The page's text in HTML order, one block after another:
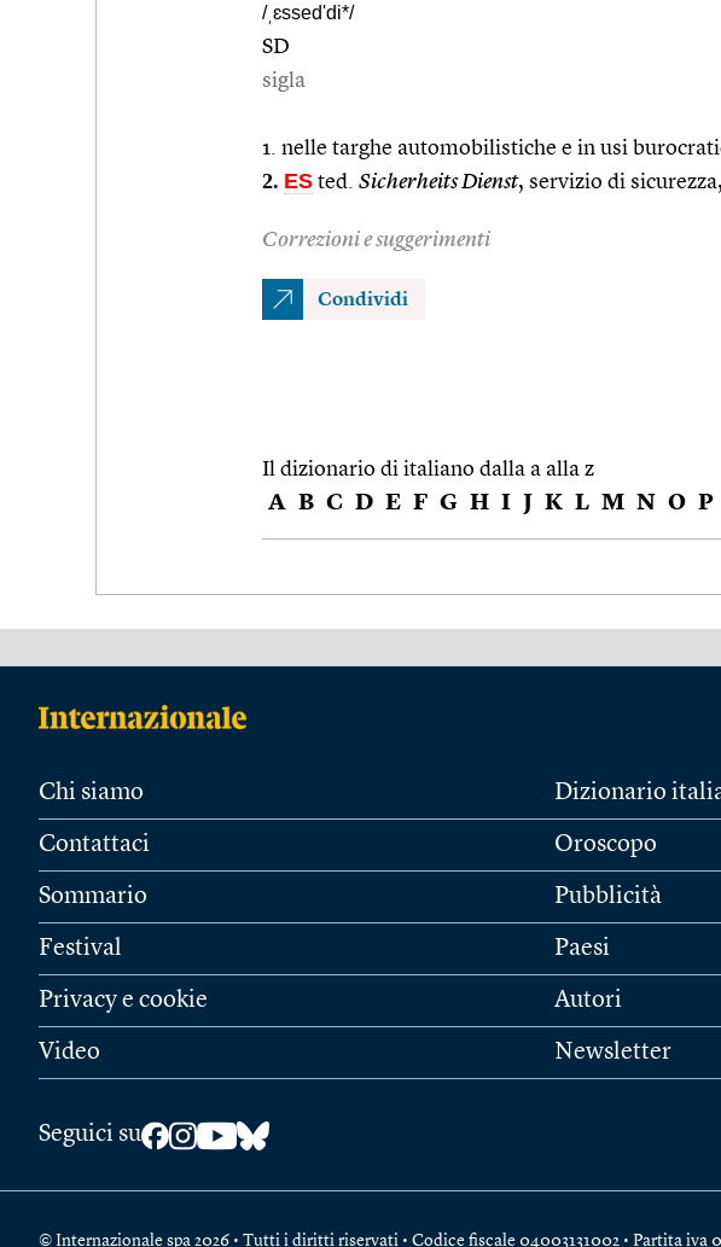
/ˌɛssed'di*/
SD
sigla
1. nelle targhe automobilistiche e in usi
2. ES ted. Sicherheits Dienst, servizio di
Correzioni e suggerimenti
Condividi
Il dizionario di italiano dalla a alla z
A B C D E F G H I J K L M N O P
Chi siamo
Contattaci
Sommario
Festival
Privacy e cookie
Video
Dizionario
Oroscopo
Pubblicità
Paesi
Autori
Newsletter
Seguici su
© Internazionale spa 2026 • Tutti i diritti riservati • Codice fiscale 04003131002 • Partita iva